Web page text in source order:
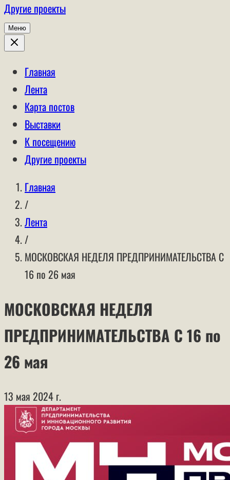
Другие проекты
Меню
Главная
Лента
Карта постов
Выставки
К посещению
Другие проекты
Главная
/
Лента
/
МОСКОВСКАЯ НЕДЕЛЯ ПРЕДПРИНИМАТЕЛЬСТВА С
16 по 26 мая
МОСКОВСКАЯ НЕДЕЛЯ
ПРЕДПРИНИМАТЕЛЬСТВА С 16 по
26 мая
13 мая 2024 г.